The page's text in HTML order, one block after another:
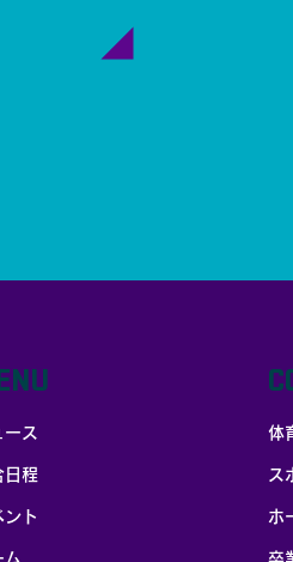
ース
日程
ント
体
ス
ホ